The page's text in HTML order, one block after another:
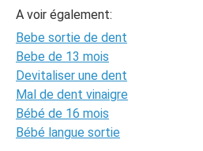
A voir également:
Bebe sortie de dent
Bebe de 13 mois
Devitaliser une dent
Mal de dent vinaigre
Bébé de 16 mois
Bébé langue sortie